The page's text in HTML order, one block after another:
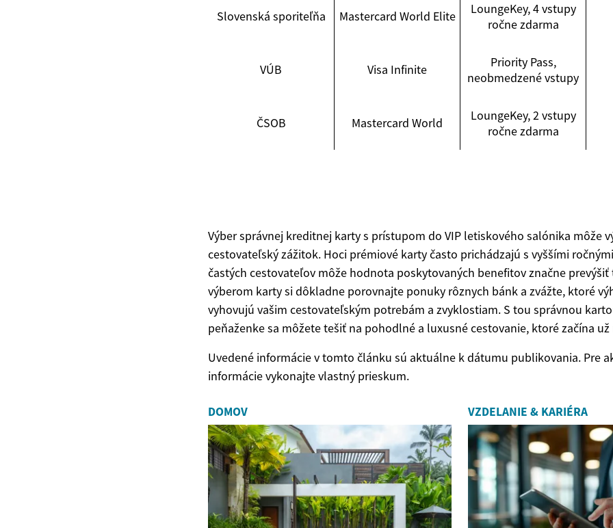
Slovenská sporiteľňa Mastercard World Elite
LoungeKey, 4 vstupy
ročne zdarma
VÚB Visa Infinite
Priority Pass,
neobmedzené vstupy
ČSOB Mastercard World
LoungeKey, 2 vstupy
ročne zdarma
Výber správnej kreditnej karty s prístupom do VIP letiskového salónika môže
cestovateľský zážitok. Hoci prémiové karty často prichádzajú s vyššími
častých cestovateľov môže hodnota poskytovaných benefitov značne prevýšiť
výberom karty si dôkladne porovnajte ponuky rôznych bánk a zvážte, ktoré
vyhovujú vašim cestovateľským potrebám a zvyklostiam. S tou správnou
peňaženke sa môžete tešiť na pohodlné a luxusné cestovanie, ktoré začína
Uvedené informácie v tomto článku sú aktuálne k dátumu publikovania. Pre
informácie vykonajte vlastný prieskum.
DOMOV VZDELANIE & KARIÉRA